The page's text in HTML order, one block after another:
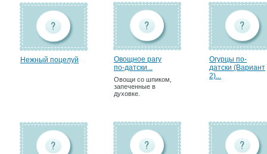
Нежный поцелуй
Овощное рагу
по-датски...
Овощи со шпиком,
запеченные в
духовке.
Огурцы по-
датски (Вариант
2)...